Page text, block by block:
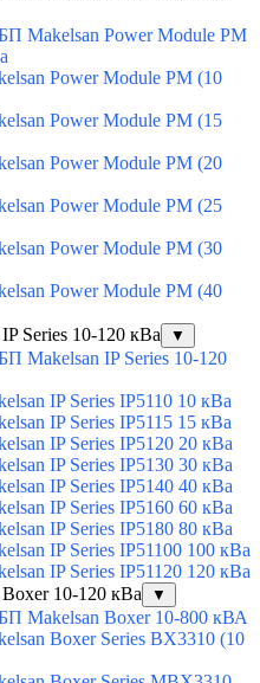
Makelsan Power Module PM
Power Module PM (10
Power Module PM (15
Power Module PM (20
Power Module PM (25
Power Module PM (30
Power Module PM (40
Series 10-120 кВа
▼
Makelsan IP Series 10-120
IP Series IP5110 10 кВа
IP Series IP5115 15 кВа
IP Series IP5120 20 кВа
IP Series IP5130 30 кВа
IP Series IP5140 40 кВа
IP Series IP5160 60 кВа
IP Series IP5180 80 кВа
IP Series IP51100 100 кВа
IP Series IP51120 120 кВа
10-120 кВа
▼
Makelsan Boxer 10-800 кВА
Boxer Series BX3310 (10